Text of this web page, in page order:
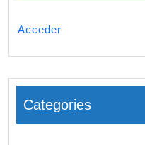
Acceder
Categories